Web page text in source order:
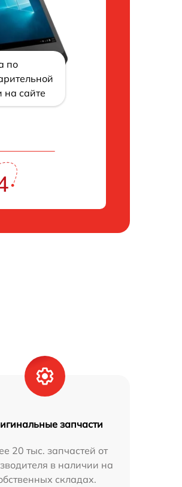
по
на сайте
запчасти
20 тыс. запчастей от
в наличии на
складах.